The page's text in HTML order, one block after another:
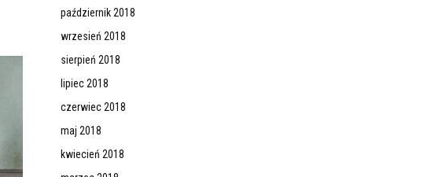
październik 2018
wrzesień 2018
sierpień 2018
lipiec 2018
czerwiec 2018
maj 2018
kwiecień 2018